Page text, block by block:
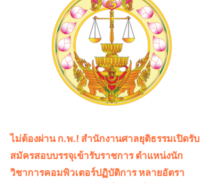
ไม่ต้องผ่าน ก.พ.! สำนักงานศาลยุติธรรมเปิดรับ
สมัครสอบบรรจุเข้ารับราชการ ตำแหน่งนัก
วิชาการคอมพิวเตอร์ปฏิบัติการ หลายอัตรา